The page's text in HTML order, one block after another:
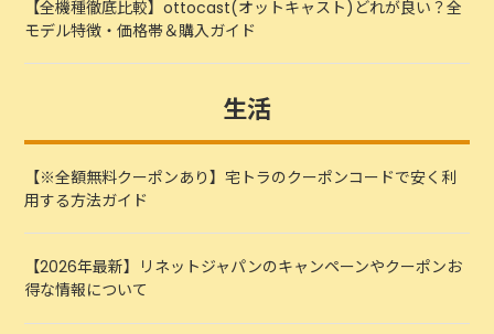
【全機種徹底比較】ottocast(オットキャスト)どれが良い？全
モデル特徴・価格帯＆購入ガイド
生活
【※全額無料クーポンあり】宅トラのクーポンコードで安く利
用する方法ガイド
【2026年最新】リネットジャパンのキャンペーンやクーポンお
得な情報について